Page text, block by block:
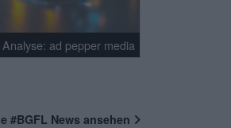
Analyse: ad pepper media
#BGFL News ansehen